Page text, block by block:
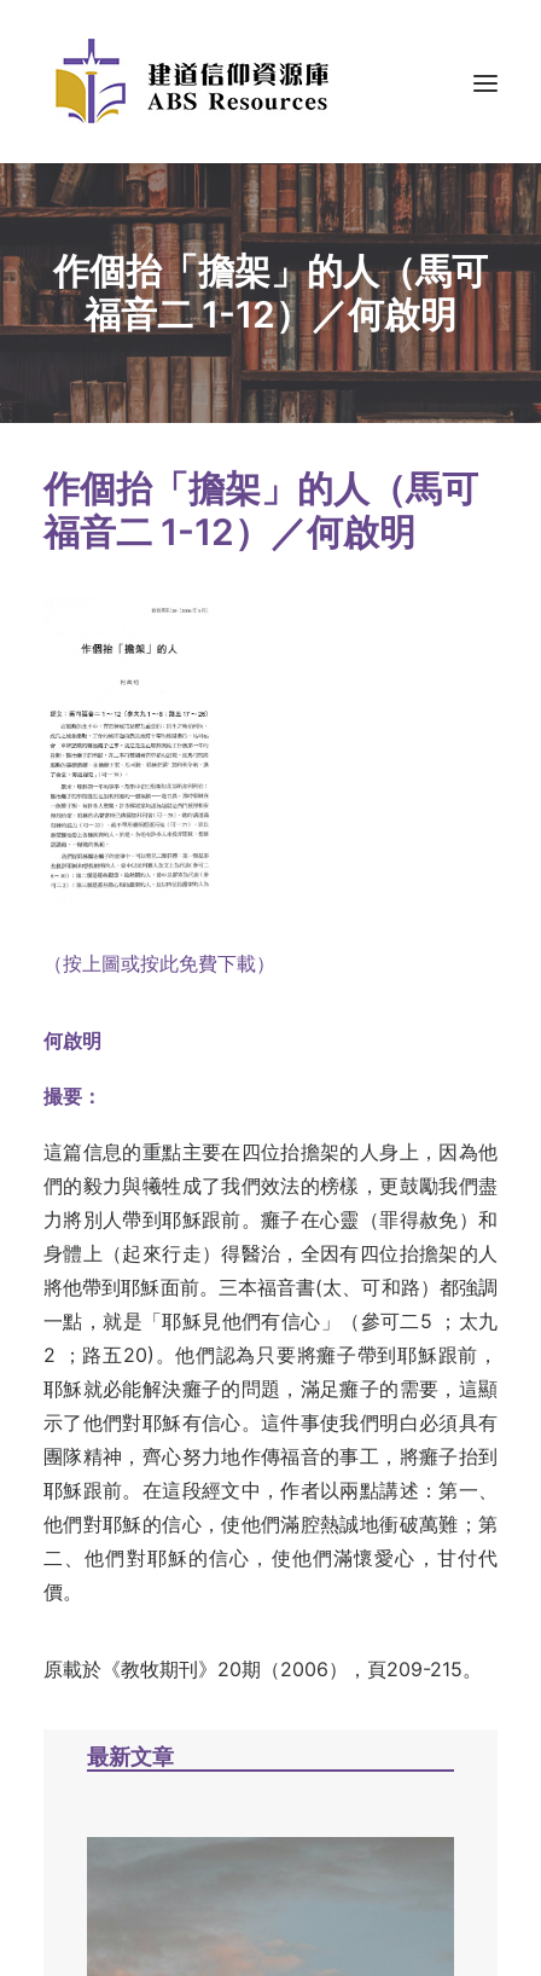
作個抬「擔架」的人（馬可
福音二 1-12）／何啟明
作個抬「擔架」的人（馬可
福音二 1-12）／何啟明
（按上圖或按此免費下載）
何啟明
撮要：
這篇信息的重點主要在四位抬擔架的人身上，因為他
們的毅力與犧牲成了我們效法的榜樣，更鼓勵我們盡
力將別人帶到耶穌跟前。癱子在心靈（罪得赦免）和
身體上（起來行走）得醫治，全因有四位抬擔架的人
將他帶到耶穌面前。三本福音書(太、可和路）都強調
一點，就是「耶穌見他們有信心」（參可二5 ；太九
2 ；路五20)。他們認為只要將癱子帶到耶穌跟前，
耶穌就必能解決癱子的問題，滿足癱子的需要，這顯
示了他們對耶穌有信心。這件事使我們明白必須具有
團隊精神，齊心努力地作傳福音的事工，將癱子抬到
耶穌跟前。在這段經文中，作者以兩點講述：第一、
他們對耶穌的信心，使他們滿腔熱誠地衝破萬難；第
二、他們對耶穌的信心，使他們滿懷愛心，甘付代
價。
原載於《教牧期刊》20期（2006），頁209-215。
最新文章